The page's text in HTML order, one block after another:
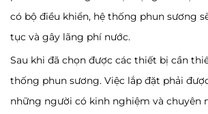
có bộ điều khiển, hệ thống phun sương
tục và gây lãng phí nước.
Sau khi đã chọn được các thiết bị cần
thống phun sương. Việc lắp đặt phải
những người có kinh nghiệm và chuyên